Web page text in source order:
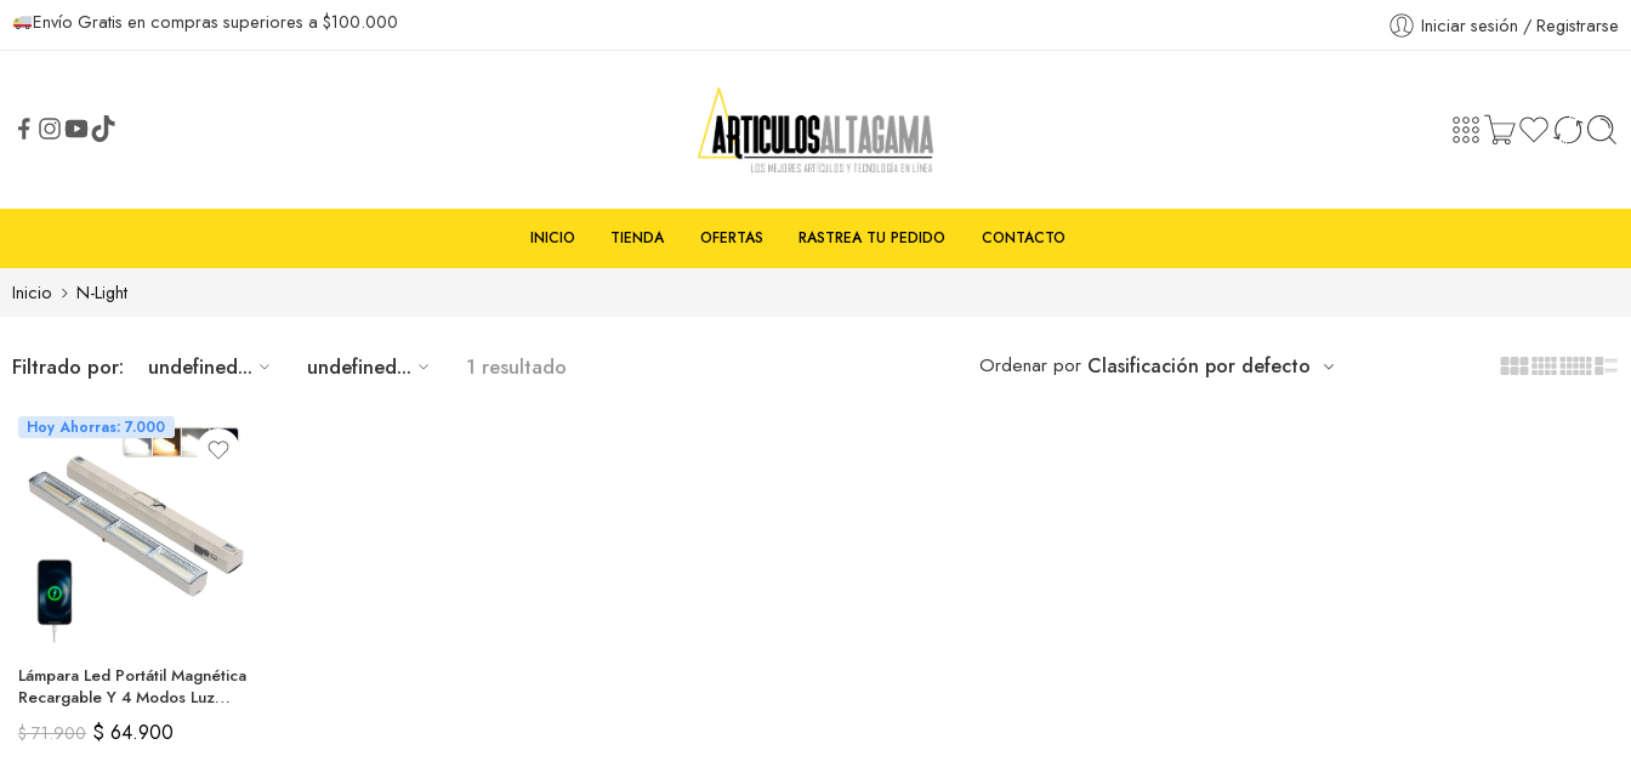
Envío Gratis en compras superiores a $100.000 Iniciar sesión / Registrarse
INICIO TIENDA OFERTAS RASTREA TU PEDIDO CONTACTO
Inicio N-Light
Filtrado por: undefined... undefined... 1 resultado Ordenar por Clasificación por defecto
Hoy Ahorras: 7.000
Lámpara Led Portátil Magnética
Recargable Y 4 Modos Luz
40cm
$71.900 $ 64.900